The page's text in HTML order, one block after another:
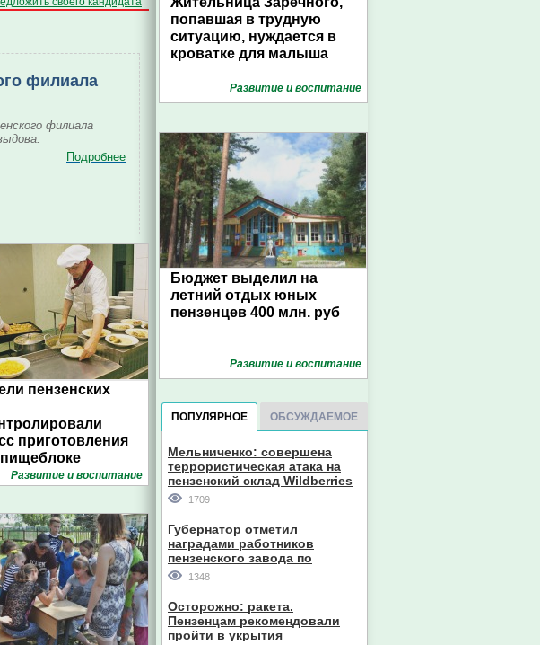
филиала
филиала
Подробнее
пензенских
приготовления
сада № 19
Развитие и воспитание
Пензенской области
попавшая в трудную
ситуацию, нуждается в
кроватке для малыша
Развитие и воспитание
Бюджет выделил на
летний отдых юных
пензенцев 400 млн. руб
Развитие и воспитание
ПОПУЛЯРНОЕ ОБСУЖДАЕМОЕ
Мельниченко: совершена
террористическая атака на
пензенский склад Wildberries
1709
Губернатор отметил
наградами работников
пензенского завода по
производству станков
1348
Осторожно: ракета.
Пензенцам рекомендовали
пройти в укрытия